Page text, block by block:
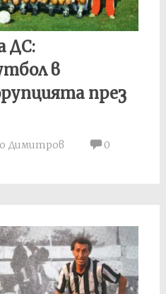
ДС:
в
през
Димитров
0